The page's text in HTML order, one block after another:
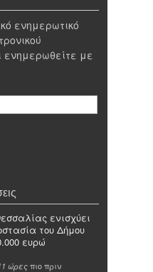
ενημερωτικό
ενημερωθείτε με
ενισχύει
του Δήμου
ευρώ
ώρεςπιο πριν